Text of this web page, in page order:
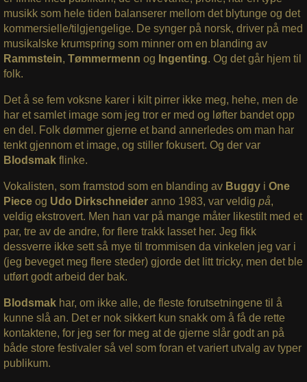
musikk som hele tiden balanserer mellom det blytunge og det
kommersielle/tilgjengelige. De synger på norsk, driver på med
musikalske krumspring som minner om en blanding av
Rammstein, Tømmermenn og Ingenting. Og det går hjem til
folk.
Det å se fem voksne karer i kilt pirrer ikke meg, hehe, men de
har et samlet image som jeg tror er med og løfter bandet opp
en del. Folk dømmer gjerne et band annerledes om man har
tenkt gjennom et image, og stiller fokusert. Og der var
Blodsmak flinke.
Vokalisten, som framstod som en blanding av Buggyi One
Pieceog Udo Dirkschneideranno 1983, var veldig på,
veldig ekstrovert. Men han var på mange måter likestilt med et
par, tre av de andre, for flere trakk lasset her. Jeg fikk
dessverre ikke sett så mye til trommisen da vinkelen jeg var i
(jeg beveget meg flere steder) gjorde det litt tricky, men det ble
utført godt arbeid der bak.
Blodsmakhar, om ikke alle, de fleste forutsetningene til å
kunne slå an. Det er nok sikkert kun snakk om å få de rette
kontaktene, for jeg ser for meg at de gjerne slår godt an på
både store festivaler så vel som foran et variert utvalg av typer
publikum.